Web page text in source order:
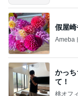
假屋
Ameba
かっ
て！
桃オフ